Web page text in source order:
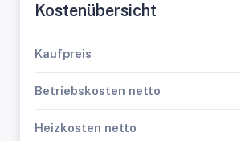
Kostenübersicht
Kaufpreis
Betriebskosten netto
Heizkosten netto